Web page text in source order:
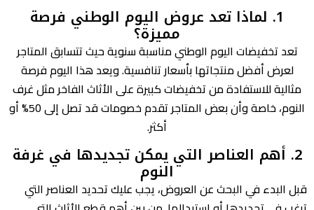
1. لماذا تعد عروض اليوم الوطني فرصة
مميزة؟
تعد تخفيضات اليوم الوطني مناسبة سنوية حيث تتسابق المتاجر
لعرض أفضل منتجاتها بأسعار تنافسية. ويعد هذا اليوم فرصة
مثالية للاستفادة من تخفيضات كبيرة على الأثاث الفاخر مثل غرف
النوم، خاصة وأن بعض المتاجر تقدم خصومات قد تصل إلى 50% أو
أكثر.
2. أهم العناصر التي يمكن تجديدها في غرفة
النوم
قبل البدء في البحث عن العروض، يجب عليك تحديد العناصر التي